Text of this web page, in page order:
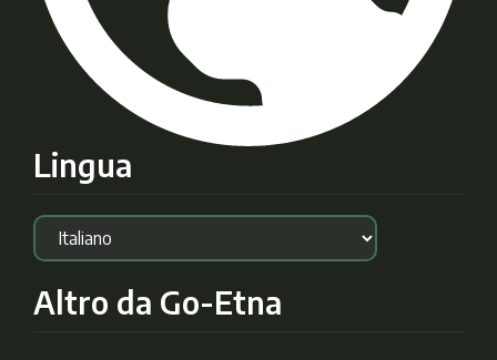
Lingua
Altro da Go-Etna